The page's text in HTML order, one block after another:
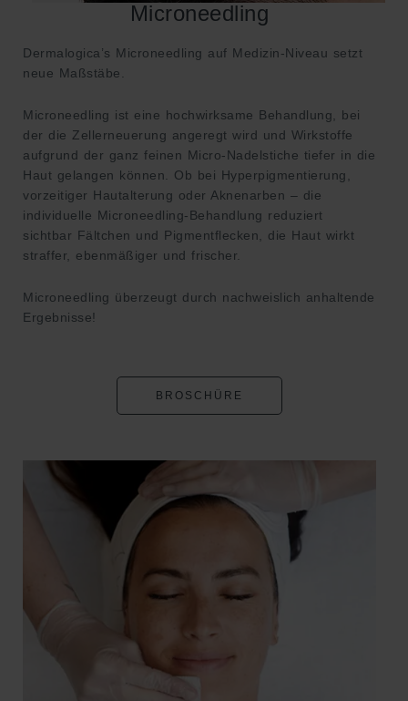
Microneedling
Dermalogica’s Microneedling auf Medizin-Niveau setzt
neue Maßstäbe.
Microneedling ist eine hochwirksame Behandlung, bei
der die Zellerneuerung angeregt wird und Wirkstoffe
aufgrund der ganz feinen Micro-Nadelstiche tiefer in die
Haut gelangen können. Ob bei Hyperpigmentierung,
vorzeitiger Hautalterung oder Aknenarben – die
individuelle Microneedling-Behandlung reduziert
sichtbar Fältchen und Pigmentflecken, die Haut wirkt
straffer, ebenmäßiger und frischer.
Microneedling überzeugt durch nachweislich anhaltende
Ergebnisse!
BROSCHÜRE